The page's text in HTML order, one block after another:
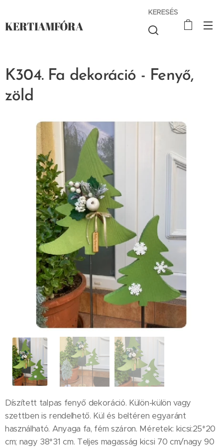
KERTIAMFÓRA
KERESÉS
K304. Fa dekoráció - Fenyő,
zöld
Díszített talpas fenyő dekoráció. Külön-külön vagy
szettben is rendelhető. Kül és beltéren egyaránt
használható. Anyaga fa, fém száron. Méretek: kicsi:25*20
cm; nagy 38*31 cm. Teljes magasság kicsi 70 cm/nagy 90